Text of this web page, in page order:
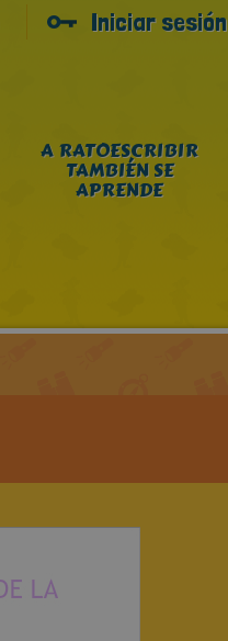
Iniciar sesión
A RATOESCRIBIR
TAMBIÉN SE
APRENDE